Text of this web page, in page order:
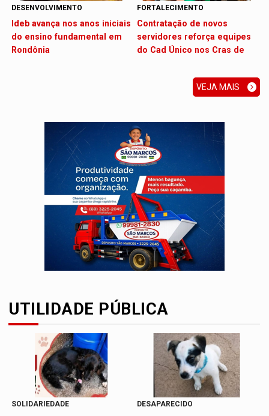
DESENVOLVIMENTO
Ideb avança nos anos iniciais
do ensino fundamental em
Rondônia
FORTALECIMENTO
Contratação de novos
servidores reforça equipes
do Cad Único nos Cras de
VEJA MAIS
UTILIDADE PÚBLICA
SOLIDARIEDADE DESAPARECIDO